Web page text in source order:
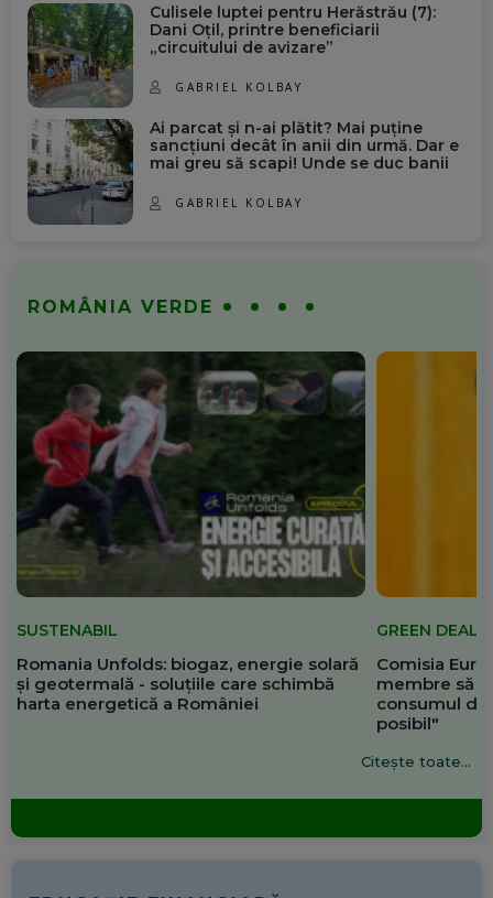
Culisele luptei pentru Herăstrău (7):
Dani Oțil, printre beneficiarii
„circuitului de avizare”
GABRIEL KOLBAY
Ai parcat și n-ai plătit? Mai puține
sancțiuni decât în anii din urmă. Dar e
mai greu să scapi! Unde se duc banii
GABRIEL KOLBAY
ROMÂNIA VERDE
SUSTENABIL
Romania Unfolds: biogaz, energie solară
și geotermală - soluțiile care schimbă
harta energetică a României
GREEN DEAL
Comisia
membre să
consumul de
posibil"
Citește toate...